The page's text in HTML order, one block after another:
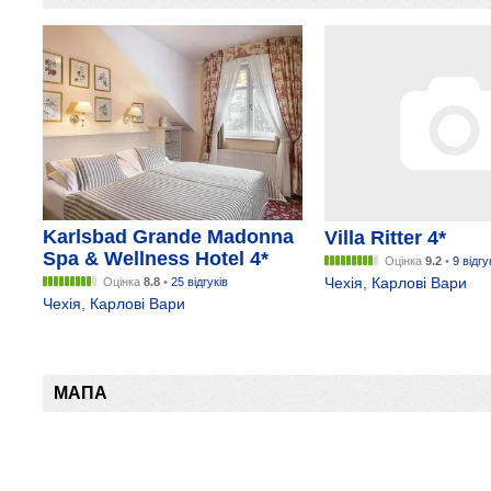
Karlsbad Grande Madonna
Spa & Wellness Hotel 4*
Оцінка 8.8• 25 відгуків
Чехія Карлові Вари
Villa Ritter 4*
Оцінка 9.2• 9
Чехія, Карлові Вари
МАПА